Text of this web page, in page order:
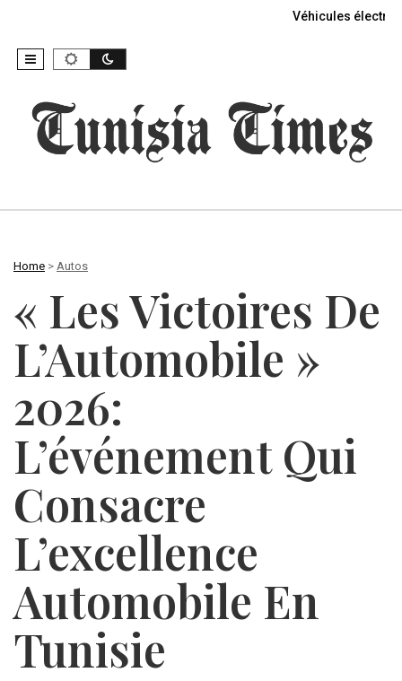
Véhicules
Home > Autos
« Les Victoires De
L’Automobile »
2026:
L’événement Qui
Consacre
L’excellence
Automobile En
Tunisie